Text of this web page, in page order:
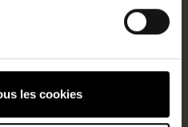
les cookies
Surface
84m2
Prix
214 000€ HAI